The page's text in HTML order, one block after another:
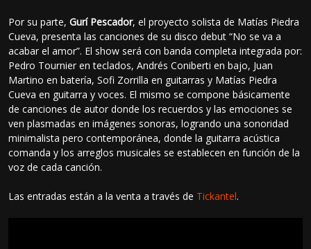
Por su parte,Gurí Pescador, el proyecto solista de Matías Piedra
Cueva, presenta las canciones de su disco debut “No se va a
acabar el amor”. El show será con banda completa integrada por:
Pedro Tournier en teclados, Andrés Coniberti en bajo, Juan
Martino en batería, Sofi Zorrilla en guitarras y Matías Piedra
Cueva en guitarra y voces. El mismo se compone básicamente
de canciones de autor donde los recuerdos y las emociones se
ven plasmadas en imágenes sonoras, logrando una sonoridad
minimalista pero contemporánea, donde la guitarra acústica
comanda y los arreglos musicales se establecen en función de la
voz de cada canción.
Las entradas están a la venta a través de Tickantel.